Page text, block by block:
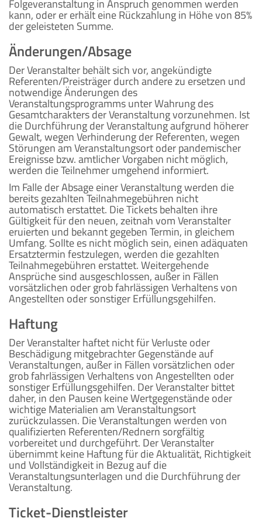
Folgeveranstaltung in Anspruch genommen werden
kann, oder er erhält eine Rückzahlung in Höhe von 85%
der geleisteten Summe.
Änderungen/Absage
Der Veranstalter behält sich vor, angekündigte
Referenten/Preisträger durch andere zu ersetzen und
notwendige Änderungen des
Veranstaltungsprogramms unter Wahrung des
Gesamtcharakters der Veranstaltung vorzunehmen. Ist
die Durchführung der Veranstaltung aufgrund höherer
Gewalt, wegen Verhinderung der Referenten, wegen
Störungen am Veranstaltungsort oder pandemischer
Ereignisse bzw. amtlicher Vorgaben nicht möglich,
werden die Teilnehmer umgehend informiert.
Im Falle der Absage einer Veranstaltung werden die
bereits gezahlten Teilnahmegebühren nicht
automatisch erstattet. Die Tickets behalten ihre
Gültigkeit für den neuen, zeitnah vom Veranstalter
eruierten und bekannt gegeben Termin, in gleichem
Umfang. Sollte es nicht möglich sein, einen adäquaten
Ersatztermin festzulegen, werden die gezahlten
Teilnahmegebühren erstattet. Weitergehende
Ansprüche sind ausgeschlossen, außer in Fällen
vorsätzlichen oder grob fahrlässigen Verhaltens von
Angestellten oder sonstiger Erfüllungsgehilfen.
Haftung
Der Veranstalter haftet nicht für Verluste oder
Beschädigung mitgebrachter Gegenstände auf
Veranstaltungen, außer in Fällen vorsätzlichen oder
grob fahrlässigen Verhaltens von Angestellten oder
sonstiger Erfüllungsgehilfen. Der Veranstalter bittet
daher, in den Pausen keine Wertgegenstände oder
wichtige Materialien am Veranstaltungsort
zurückzulassen. Die Veranstaltungen werden von
qualifizierten Referenten/Rednern sorgfältig
vorbereitet und durchgeführt. Der Veranstalter
übernimmt keine Haftung für die Aktualität, Richtigkeit
und Vollständigkeit in Bezug auf die
Veranstaltungsunterlagen und die Durchführung der
Veranstaltung.
Ticket-Dienstleister